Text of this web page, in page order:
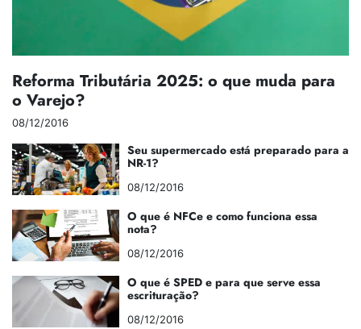
Reforma Tributária 2025: o que muda para
o Varejo?
08/12/2016
Seu supermercado está preparado para a
NR-1?
08/12/2016
O que é NFCe e como funciona essa
nota?
08/12/2016
O que é SPED e para que serve essa
escrituração?
08/12/2016